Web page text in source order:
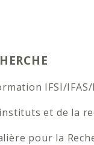
IFSI/IFAS/
et de la
pour la